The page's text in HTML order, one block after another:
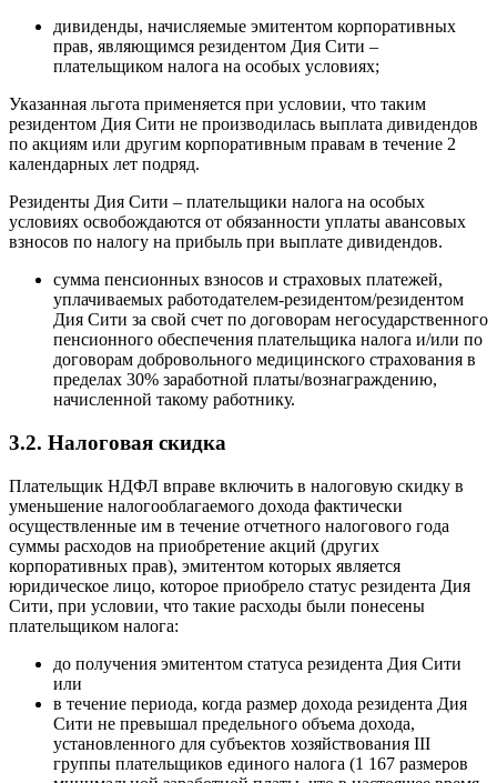
дивиденды, начисляемые эмитентом корпоративных
прав, являющимся резидентом Дия Сити –
плательщиком налога на особых условиях;
Указанная льгота применяется при условии, что таким
резидентом Дия Сити не производилась выплата дивидендов
по акциям или другим корпоративным правам в течение 2
календарных лет подряд.
Резиденты Дия Сити – плательщики налога на особых
условиях освобождаются от обязанности уплаты авансовых
взносов по налогу на прибыль при выплате дивидендов.
сумма пенсионных взносов и страховых платежей,
уплачиваемых работодателем-резидентом/резидентом
Дия Сити за свой счет по договорам негосударственного
пенсионного обеспечения плательщика налога и/или по
договорам добровольного медицинского страхования в
пределах 30% заработной платы/вознаграждению,
начисленной такому работнику.
3.2. Налоговая скидка
Плательщик НДФЛ вправе включить в налоговую скидку в
уменьшение налогооблагаемого дохода фактически
осуществленные им в течение отчетного налогового года
суммы расходов на приобретение акций (других
корпоративных прав), эмитентом которых является
юридическое лицо, которое приобрело статус резидента Дия
Сити, при условии, что такие расходы были понесены
плательщиком налога:
до получения эмитентом статуса резидента Дия Сити
или
в течение периода, когда размер дохода резидента Дия
Сити не превышал предельного объема дохода,
установленного для субъектов хозяйствования III
группы плательщиков единого налога (1 167 размеров